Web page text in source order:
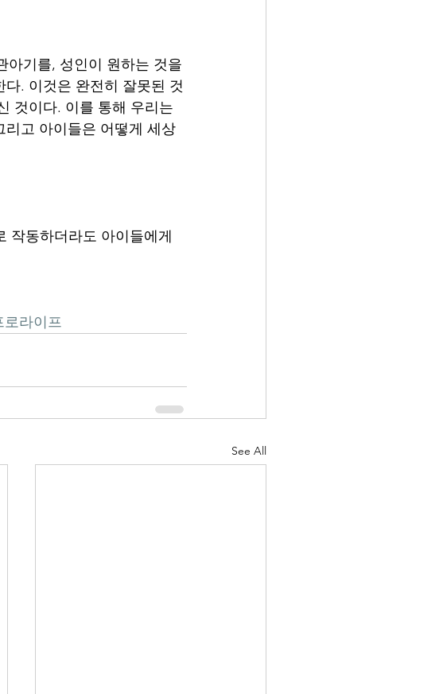
아기를, 성인이 원하는 것을
. 이것은 완전히 잘못된 것
것이다. 이를 통해 우리는
고 아이들은 어떻게 세상
작동하더라도 아이들에게
로라이프
See All